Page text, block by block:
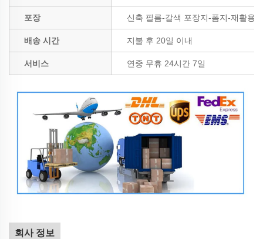
포장 신축 필름-갈색 포장지-폼지-재활용
배송 시간 지불 후 20일 이내
서비스 연중 무휴 24시간 7일
회사 정보